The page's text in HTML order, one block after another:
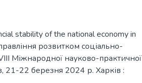
stability of the national economy in
розвитком соціально-
Міжнародної науково-практичної
21-22 березня 2024 р. Харків :